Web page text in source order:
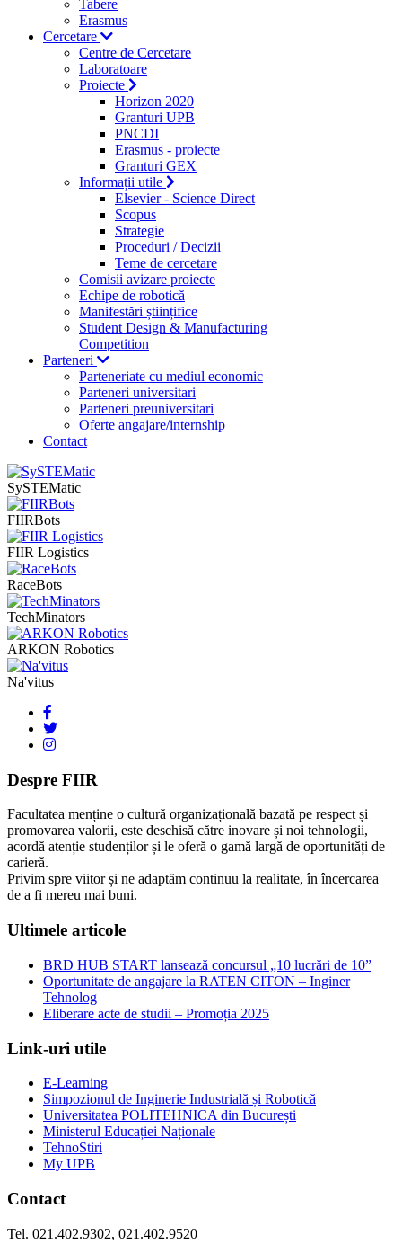
Tabere
Erasmus
Cercetare
Centre de Cercetare
Laboratoare
Proiecte
Horizon 2020
Granturi UPB
PNCDI
Erasmus - proiecte
Granturi GEX
Informații utile
Elsevier - Science Direct
Scopus
Strategie
Proceduri / Decizii
Teme de cercetare
Comisii avizare proiecte
Echipe de robotică
Manifestări științifice
Student Design & Manufacturing
Competition
Parteneri
Parteneriate cu mediul economic
Parteneri universitari
Parteneri preuniversitari
Oferte angajare/internship
Contact
SySTEMatic
FIIRBots
FIIR Logistics
RaceBots
TechMinators
ARKON Robotics
Na'vitus
Despre FIIR
Facultatea menține o cultură organizațională bazată pe respect și
promovarea valorii, este deschisă către inovare și noi tehnologii,
acordă atenție studenților și le oferă o gamă largă de oportunități de
carieră.
Privim spre viitor și ne adaptăm continuu la realitate, în încercarea
de a fi mereu mai buni.
Ultimele articole
BRD HUB START lansează concursul „10 lucrări de 10”
Oportunitate de angajare la RATEN CITON – Inginer
Tehnolog
Eliberare acte de studii – Promoția 2025
Link-uri utile
E-Learning
Simpozionul de Inginerie Industrială și Robotică
Universitatea POLITEHNICA din București
Ministerul Educației Naționale
TehnoStiri
My UPB
Contact
Tel. 021.402.9302, 021.402.9520